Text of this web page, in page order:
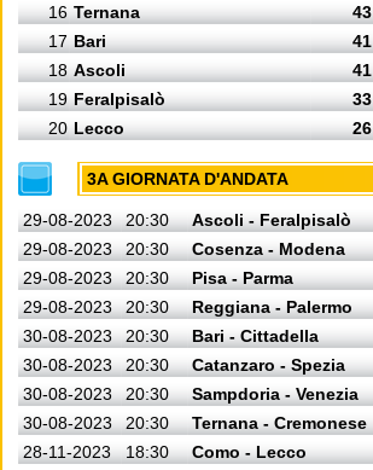
16 Ternana 43
17 Bari 41
18 Ascoli 41
19 Feralpisalò 33
20 Lecco 26
3A GIORNATA D'ANDATA
29-08-2023 20:30
Ascoli - Feralpisalò
29-08-2023
20:30
Cosenza - Modena
29-08-2023
20:30
Pisa - Parma
29-08-2023
20:30
Reggiana - Palermo
30-08-2023
20:30
Bari - Cittadella
30-08-2023
20:30
Catanzaro - Spezia
30-08-2023
20:30
Sampdoria - Venezia
30-08-2023
20:30
Ternana - Cremonese
28-11-2023
18:30
Como - Lecco